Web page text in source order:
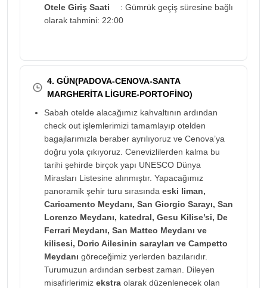
Otele Giriş Saati
: Gümrük geçiş süresine bağlı
olarak tahmini: 22:00
4. GÜN(PADOVA-CENOVA-SANTA
MARGHERİTA LİGURE-PORTOFİNO)
Sabah otelde alacağımız kahvaltının ardından
check out işlemlerimizi tamamlayıp otelden
bagajlarımızla beraber ayrılıyoruz ve Cenova’ya
doğru yola çıkıyoruz. Cenevizlilerden kalma bu
tarihi şehirde birçok yapı UNESCO Dünya
Mirasları Listesine alınmıştır. Yapacağımız
panoramik şehir turu sırasında eski liman,
Caricamento Meydanı, San Giorgio Sarayı, San
Lorenzo Meydanı, katedral, Gesu Kilise’si, De
Ferrari Meydanı, San Matteo Meydanı ve
kilisesi, Dorio Ailesinin sarayları ve Campetto
Meydanı göreceğimiz yerlerden bazılarıdır.
Turumuzun ardından serbest zaman. Dileyen
misafirlerimiz ekstra olarak düzenlenecek olan